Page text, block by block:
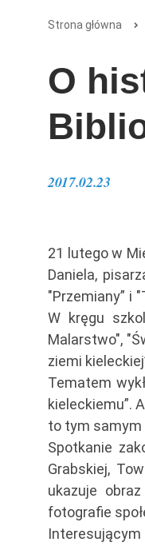
Strona główna
O
2017.02.23
21 lutego w
Daniela,
"Przemiany” i
W kręgu
Malarstwo",
ziemi
Tematem
kieleckiemu”.
to tym samym
Spotkanie
Grabskiej,
ukazuje
fotografie